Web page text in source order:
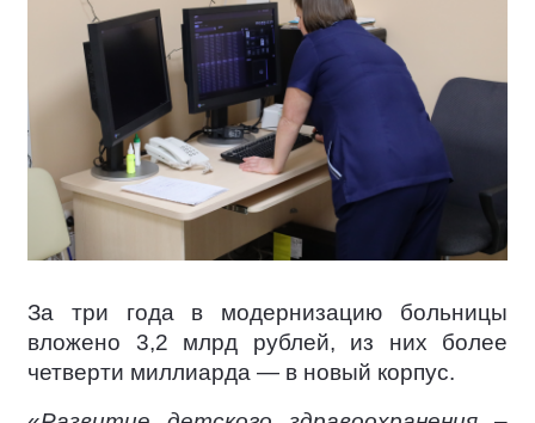
За три года в модернизацию больницы
вложено 3,2 млрд рублей, из них более
четверти миллиарда — в новый корпус.